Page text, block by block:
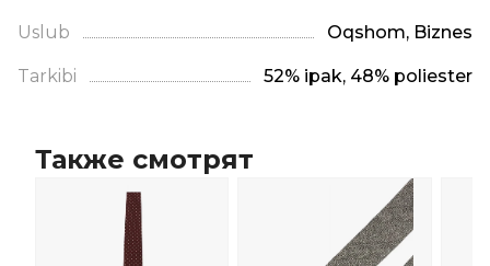
Uslub Oqshom, Biznes
Tarkibi 52% ipak, 48% poliester
Также смотрят